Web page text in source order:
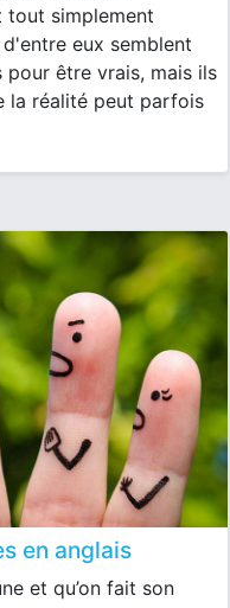
tout simplement
eux semblent
être vrais, mais ils
la réalité peut parfois
en anglais
et qu’on fait son